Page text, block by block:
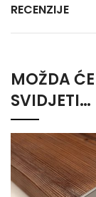
RECENZIJE
MOŽDA
SVIDJETI…